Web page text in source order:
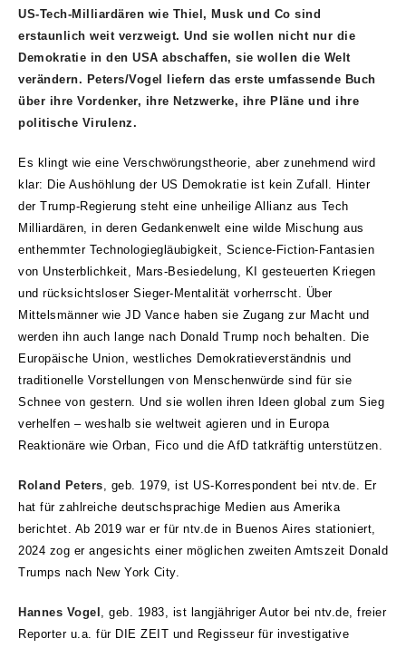
US-Tech-Milliardären wie Thiel, Musk und Co sind
erstaunlich weit verzweigt. Und sie wollen nicht nur die
Demokratie in den USA abschaffen, sie wollen die Welt
verändern. Peters/Vogel liefern das erste umfassende Buch
über ihre Vordenker, ihre Netzwerke, ihre Pläne und ihre
politische Virulenz.
Es klingt wie eine Verschwörungstheorie, aber zunehmend wird
klar: Die Aushöhlung der US Demokratie ist kein Zufall. Hinter
der Trump-Regierung steht eine unheilige Allianz aus Tech
Milliardären, in deren Gedankenwelt eine wilde Mischung aus
enthemmter Technologiegläubigkeit, Science-Fiction-Fantasien
von Unsterblichkeit, Mars-Besiedelung, KI gesteuerten Kriegen
und rücksichtsloser Sieger-Mentalität vorherrscht. Über
Mittelsmänner wie JD Vance haben sie Zugang zur Macht und
werden ihn auch lange nach Donald Trump noch behalten. Die
Europäische Union, westliches Demokratieverständnis und
traditionelle Vorstellungen von Menschenwürde sind für sie
Schnee von gestern. Und sie wollen ihren Ideen global zum Sieg
verhelfen – weshalb sie weltweit agieren und in Europa
Reaktionäre wie Orban, Fico und die AfD tatkräftig unterstützen.
Roland Peters, geb. 1979, ist US-Korrespondent bei ntv.de. Er
hat für zahlreiche deutschsprachige Medien aus Amerika
berichtet. Ab 2019 war er für ntv.de in Buenos Aires stationiert,
2024 zog er angesichts einer möglichen zweiten Amtszeit Donald
Trumps nach New York City.
Hannes Vogel , geb. 1983, ist langjähriger Autor bei ntv.de, freier
Reporter u.a. für DIE ZEIT und Regisseur für investigative